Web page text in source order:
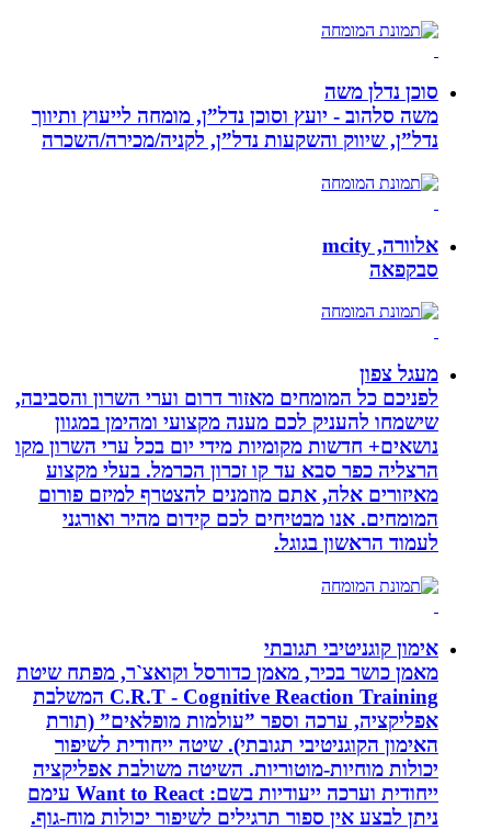
סוכן נדלן משה
משה סלהוב - יועץ וסוכן נדל”ן, מומחה לייעוץ ותיווך
נדל”ן, שיווק והשקעות נדל”ן, לקניה/מכירה/השכרה
אלוורה, mcity
סבקפאה
מעגל צפון
לפניכם כל המומחים מאזור דרום וערי השרון והסביבה,
שישמחו להעניק לכם מענה מקצועי ומהימן במגוון
נושאים+ חדשות מקומיות מידי יום בכל ערי השרון מקו
הרצליה כפר סבא עד קו זכרון הכרמל. בעלי מקצוע
מאיזורים אלה, אתם מוזמנים להצטרף למיזם פורום
המומחים. אנו מבטיחים לכם קידום מהיר ואורגני
לעמוד הראשון בגוגל.
אימון קוגניטיבי תגובתי
מאמן כושר בכיר, מאמן כדורסל וקואצ`ר, מפתח שיטת
C.R.T - Cognitive Reaction Training המשלבת
אפליקציה, ערכה וספר ”עולמות מופלאים” (תורת
האימון הקוגניטיבי תגובתי). שיטה ייחודית לשיפור
יכולות מוחיות-מוטוריות. השיטה משולבת אפליקציה
ייחודית וערכה ייעודיות בשם: Want to React עימם
ניתן לבצע אין ספור תרגילים לשיפור יכולות מוח-גוף.